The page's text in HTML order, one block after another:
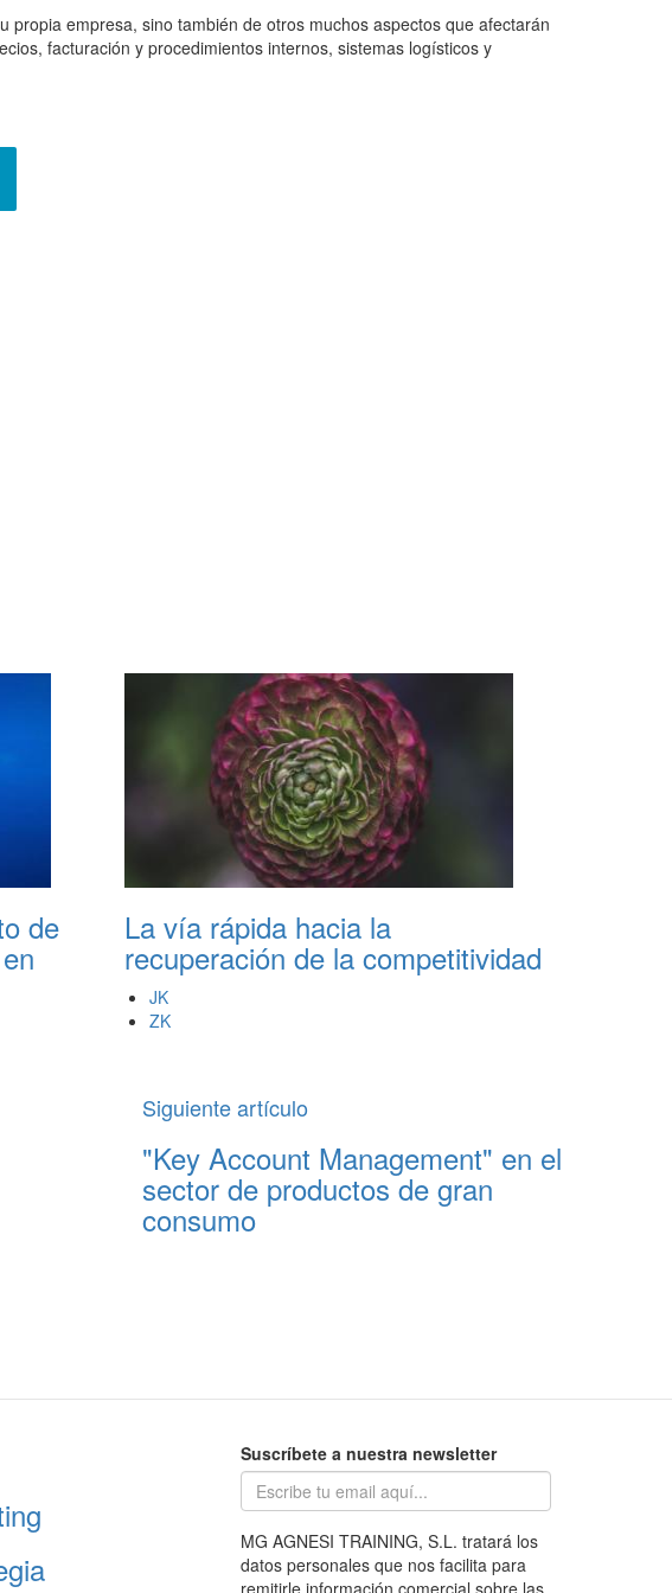
empresa, sino también de otros muchos aspectos que afectarán
facturación y procedimientos internos, sistemas logísticos y
de La vía rápida hacia la
recuperación de la competitividad
JK
ZK
Siguiente artículo
"Key Account Management" en el
sector de productos de gran
consumo
Suscríbete a nuestra newsletter
MG AGNESI TRAINING, S.L. tratará los
datos personales que nos facilita para